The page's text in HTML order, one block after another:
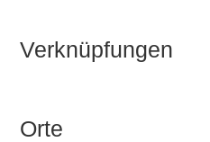
Verknüpfungen
Orte